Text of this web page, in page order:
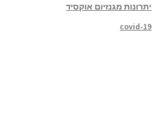
יתרונות מגנזיום אוקסיד
covid-19